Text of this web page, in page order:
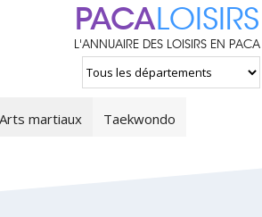
PACALOISIRS
L'ANNUAIRE DES LOISIRS EN PACA
Arts martiaux Taekwondo